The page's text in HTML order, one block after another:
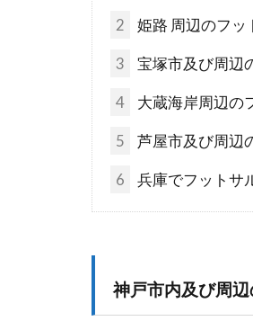
2 姫路 周辺のフッ
3 宝塚市及び周辺
4 大蔵海岸周辺の
5 芦屋市及び周辺
6 兵庫でフットサ
神戸市内及び周辺